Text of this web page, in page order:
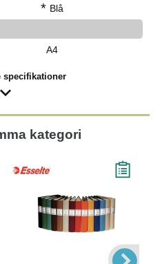
* Blå
A4
specifikationer
kategori